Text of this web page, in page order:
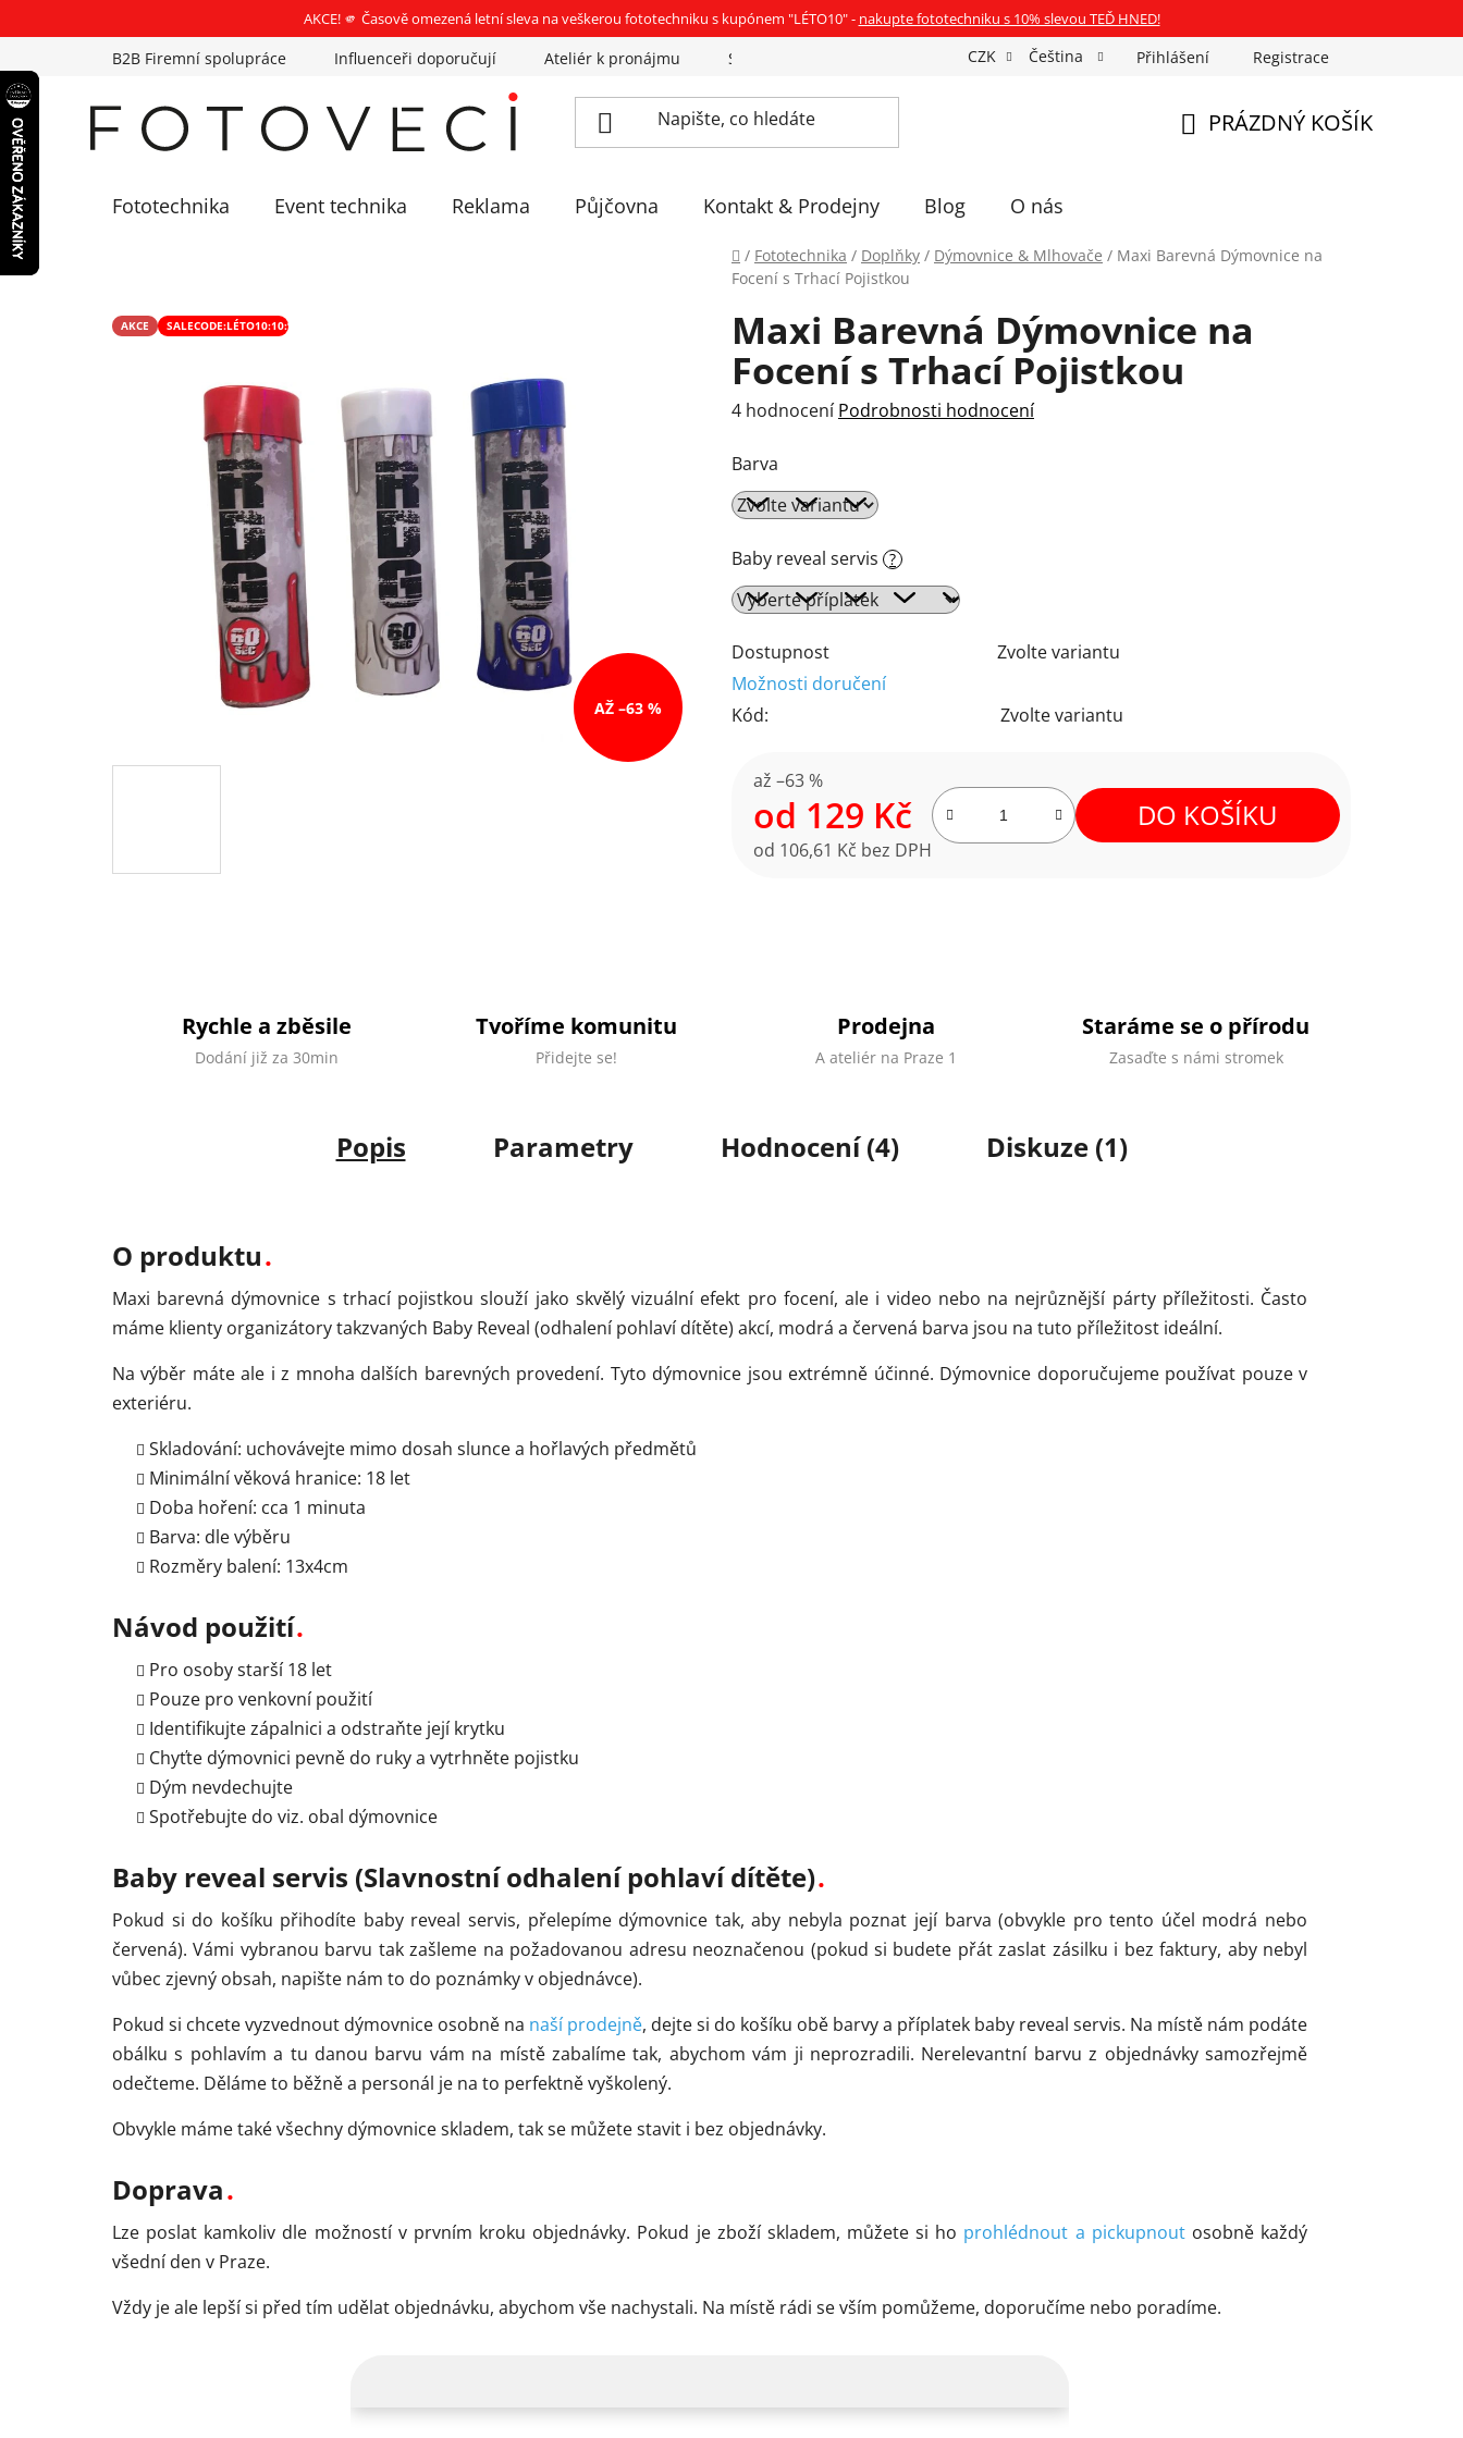
AKCE! 🫵 Časově omezená letní sleva na veškerou fototechniku s kupónem "LÉTO10" - nakupte fototechniku s 10% slevou TEĎ HNED!
na
obsah
B2B Firemní spolupráce Influenceři doporučují Ateliér k pronájmu Sázíme stromky Eventovka Fotospin Neony na míru Průkazové Foto
CZK Čeština Přihlášení Registrace
PRÁZDNÝ KOŠÍK
Fototechnika Event technika Reklama Půjčovna Kontakt & Prodejny Blog O nás
Domů
/ Fototechnika / Doplňky / Dýmovnice & Mlhovače / Maxi Barevná Dýmovnice na
Focení s Trhací Pojistkou
Maxi Barevná Dýmovnice na
Focení s Trhací Pojistkou
Průměrné
produktu
je
4,0
z
5
hvězdiček.
4 hodnocení Podrobnosti hodnocení
Barva
Baby reveal servis ?
Dostupnost
Zvolte variantu
Možnosti doručení
Kód:
Zvolte variantu
až –63 %
od 129 Kč
od 106,61 Kč bez DPH
DO KOŠÍKU
AKCE SALECODE:LÉTO10:10:%
AŽ –63 %
Rychle a zběsile
Dodání již za 30min
Tvoříme komunitu
Přidejte se!
Prodejna
A ateliér na Praze 1
Staráme se o přírodu
Zasaďte s námi stromek
Popis Parametry Hodnocení (4) Diskuze (1)
O produktu
Maxi barevná dýmovnice s trhací pojistkou slouží jako skvělý vizuální efekt pro focení, ale i video nebo na nejrůznější párty příležitosti. Často
máme klienty organizátory takzvaných Baby Reveal (odhalení pohlaví dítěte) akcí, modrá a červená barva jsou na tuto příležitost ideální.
Na výběr máte ale i z mnoha dalších barevných provedení. Tyto dýmovnice jsou extrémně účinné. Dýmovnice doporučujeme používat pouze v
exteriéru.
Skladování: uchovávejte mimo dosah slunce a hořlavých předmětů
Minimální věková hranice: 18 let
Doba hoření: cca 1 minuta
Barva: dle výběru
Rozměry balení: 13x4cm
Návod použití
Pro osoby starší 18 let
Pouze pro venkovní použití
Identifikujte zápalnici a odstraňte její krytku
Chyťte dýmovnici pevně do ruky a vytrhněte pojistku
Dým nevdechujte
Spotřebujte do viz. obal dýmovnice
Baby reveal servis (Slavnostní odhalení pohlaví dítěte)
Pokud si do košíku přihodíte baby reveal servis, přelepíme dýmovnice tak, aby nebyla poznat její barva (obvykle pro tento účel modrá nebo
červená). Vámi vybranou barvu tak zašleme na požadovanou adresu neoznačenou (pokud si budete přát zaslat zásilku i bez faktury, aby nebyl
vůbec zjevný obsah, napište nám to do poznámky v objednávce).
Pokud si chcete vyzvednout dýmovnice osobně na naší prodejně, dejte si do košíku obě barvy a příplatek baby reveal servis. Na místě nám podáte
obálku s pohlavím a tu danou barvu vám na místě zabalíme tak, abychom vám ji neprozradili. Nerelevantní barvu z objednávky samozřejmě
odečteme. Děláme to běžně a personál je na to perfektně vyškolený.
Obvykle máme také všechny dýmovnice skladem, tak se můžete stavit i bez objednávky.
Doprava
Lze poslat kamkoliv dle možností v prvním kroku objednávky. Pokud je zboží skladem, můžete si ho prohlédnout a pickupnoutosobně každý
všední den v Praze.
Vždy je ale lepší si před tím udělat objednávku, abychom vše nachystali. Na místě rádi se vším pomůžeme, doporučíme nebo poradíme.